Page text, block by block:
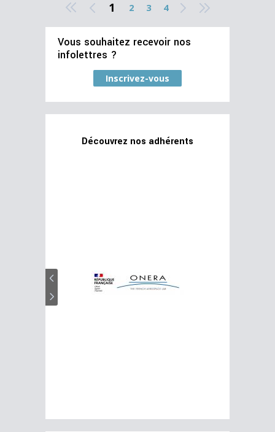
1 2 3 4
Vous souhaitez recevoir nos
infolettres ?
Inscrivez-vous
Découvrez nos adhérents